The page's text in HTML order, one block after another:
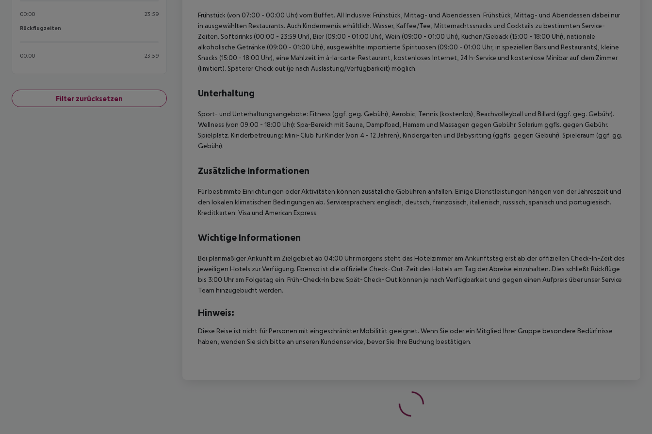
00:00 23:59
Rückflugzeiten
Rückflugzeiten
00:00 23:59
Filter zurücksetzen
Frühstück (von 07:00 - 00:00 Uhr) vom Buffet. All Inclusive: Frühstück, Mittag- und Abendessen. Frühstück, Mittag- und Abendessen dabei nur
in ausgewählten Restaurants. Auch Kindermenüs erhältlich. Wasser, Kaffee/Tee, Mitternachtssnacks und Cocktails zu bestimmten Service-
Zeiten. Softdrinks (00:00 - 23:59 Uhr), Bier (09:00 - 01:00 Uhr), Wein (09:00 - 01:00 Uhr), Kuchen/Gebäck (15:00 - 18:00 Uhr), nationale
alkoholische Getränke (09:00 - 01:00 Uhr), ausgewählte importierte Spirituosen (09:00 - 01:00 Uhr, in speziellen Bars und Restaurants), kleine
Snacks (15:00 - 18:00 Uhr), eine Mahlzeit im à-la-carte-Restaurant, kostenloses Internet, 24 h-Service und kostenlose Minibar auf dem Zimmer
(limitiert). Späterer Check out (je nach Auslastung/Verfügbarkeit) möglich.
Unterhaltung
Sport- und Unterhaltungsangebote: Fitness (ggf. geg. Gebühr), Aerobic, Tennis (kostenlos), Beachvolleyball und Billard (ggf. geg. Gebühr).
Wellness (von 09:00 - 18:00 Uhr): Spa-Bereich mit Sauna, Dampfbad, Hamam und Massagen gegen Gebühr. Solarium ggfls. gegen Gebühr.
Spielplatz. Kinderbetreuung: Mini-Club für Kinder (von 4 - 12 Jahren), Kindergarten und Babysitting (ggfls. gegen Gebühr). Spieleraum (ggf. gg.
Gebühr).
Zusätzliche Informationen
Für bestimmte Einrichtungen oder Aktivitäten können zusätzliche Gebühren anfallen. Einige Dienstleistungen hängen von der Jahreszeit und
den lokalen klimatischen Bedingungen ab. Servicesprachen: englisch, deutsch, französisch, italienisch, russisch, spanisch und portugiesisch.
Kreditkarten: Visa und American Express.
Wichtige Informationen
Bei planmäßiger Ankunft im Zielgebiet ab 04:00 Uhr morgens steht das Hotelzimmer am Ankunftstag erst ab der offiziellen Check-In-Zeit des
jeweiligen Hotels zur Verfügung. Ebenso ist die offizielle Check-Out-Zeit des Hotels am Tag der Abreise einzuhalten. Dies schließt Rückflüge
bis 3:00 Uhr am Folgetag ein. Früh-Check-In bzw. Spät-Check-Out können je nach Verfügbarkeit und gegen einen Aufpreis über unser Service
Team hinzugebucht werden.
Hinweis:
Diese Reise ist nicht für Personen mit eingeschränkter Mobilität geeignet. Wenn Sie oder ein Mitglied Ihrer Gruppe besondere Bedürfnisse
haben, wenden Sie sich bitte an unseren Kundenservice, bevor Sie Ihre Buchung bestätigen.